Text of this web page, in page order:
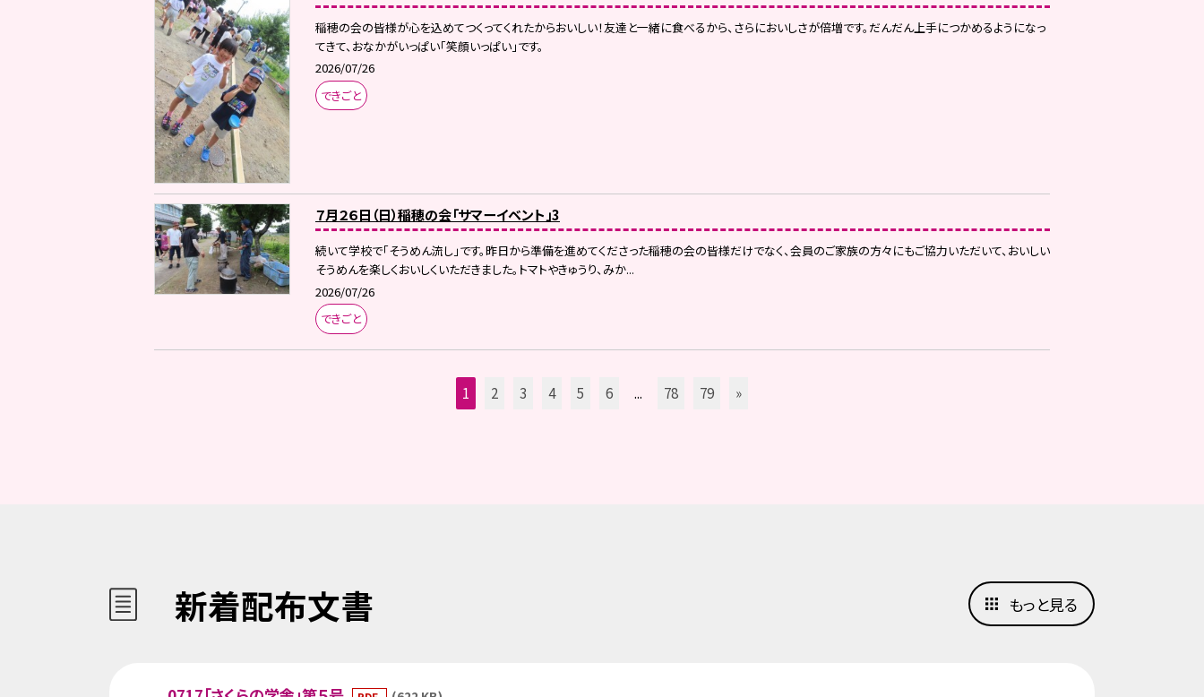
稲穂の会の皆様が心を込めてつくってくれたからおいしい！友達と一緒に食べるから、さらにおいしさが倍増です。だんだん上手につかめるようになっ
てきて、おなかがいっぱい「笑顔いっぱい」です。
2026/07/26
できごと
７月２６日（日）稲穂の会「サマーイベント」3
続いて学校で「そうめん流し」です。昨日から準備を進めてくださった稲穂の会の皆様だけでなく、会員のご家族の方々にもご協力いただいて、おいしい
そうめんを楽しくおいしくいただきました。トマトやきゅうり、みか...
2026/07/26
できごと
1 2 3 4 5 6 ... 78 79 »
新着配布文書 もっと見る